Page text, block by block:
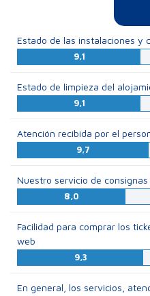
Estado de las instalaciones y
9,1
Estado de limpieza del
9,1
Atención recibida por el
9,7
Nuestro servicio de consignas
8,0
Facilidad para comprar los
web
9,3
En general, los servicios,